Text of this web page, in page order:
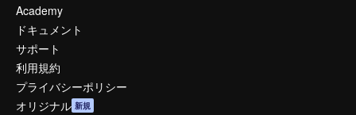
Academy
ドキュメント
サポート
利用規約
プライバシーポリシー
オリジナル 新規